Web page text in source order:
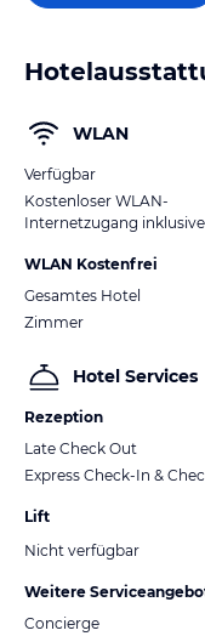
WLAN
Verfügbar
Kostenloser WLAN-
Internetzugang inklusive
WLAN Kostenfrei
Gesamtes Hotel
Zimmer
Hotel Services
Rezeption
Late Check Out
Express Check-In &
Lift
Nicht verfügbar
Weitere
Concierge